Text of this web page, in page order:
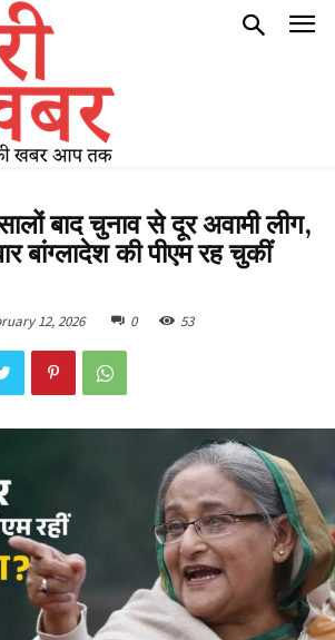
बाद चुनाव से दूर अवामी लीग,
बांग्लादेश की पीएम रह चुकीं
12, 2026 0 53